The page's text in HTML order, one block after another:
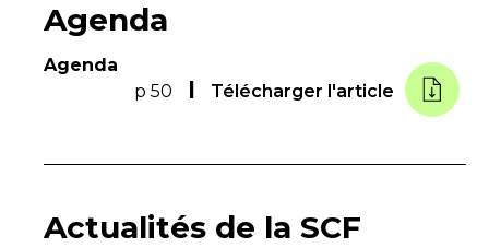
Agenda
Agenda
p 50
Télécharger l'article
Actualités de la SCF